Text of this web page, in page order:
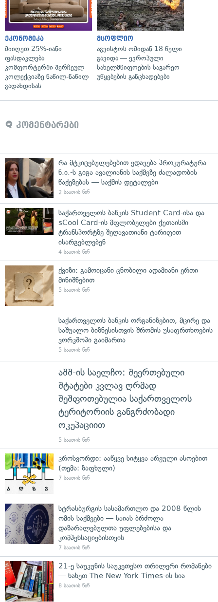
ეკონომიკა
მიიღეთ 25%-იანი
ფასდაკლება
კომფორტერში შერჩეულ
კოლექციაზე ნაწილ-ნაწილ
გადახდისას
მსოფლიო
აგვისტოს ომიდან 18 წელი
გავიდა — ევროპული
სახელმწიფოების საგარეო
უწყებების განცხადებები
კომენტარები
რა მტკიცებულებებით ედავება პროკურატურა
ნ.ი.-ს გიგა ავალიანის საქმეზე ძალადობის
წაქეზებას — საქმის დეტალები
2 საათის წინ
საქართველოს ბანკის Student Card-ისა და
sCool Card-ის მფლობელები ქუთაისში
ტრანსპორტზე შეღავათიანი ტარიფით
ისარგებლებენ
4 საათის წინ
ქვიზი: გამოიცანი ცნობილი ადამიანი ერთი
მინიშნებით
5 საათის წინ
საქართველოს ბანკის ორგანიზებით, მცირე და
საშუალო ბიზნესისთვის შრომის უსაფრთხოების
ვორკშოპი გაიმართა
5 საათის წინ
აშშ-ის საელჩო: შეერთებული
შტატები კვლავ ღრმად
შეშფოთებულია საქართველოს
ტერიტორიის განგრძობადი
ოკუპაციით
5 საათის წინ
კროსვორდი: ააწყვე სიტყვა არეული ასოებით
(თემა: ზაფხული)
7 საათის წინ
სტრასბურგის სასამართლო და 2008 წლის
ომის საქმეები — საიას ბრძოლა
დაზარალებულთა უფლებებისა და
კომპენსაციებისთვის
7 საათის წინ
21-ე საუკუნის საუკეთესო თრილერი რომანები
— ნახეთ The New York Times-ის სია
8 საათის წინ